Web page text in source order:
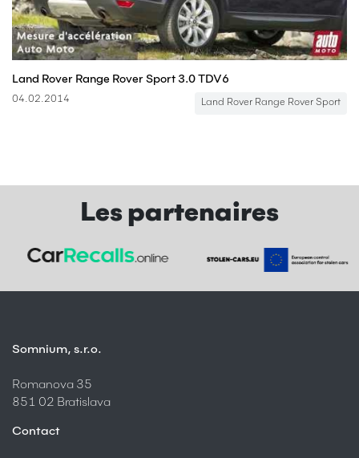
Land Rover Range Rover Sport 3.0 TDV6
04.02.2014 Land Rover Range Rover Sport
Les partenaires
Somnium, s.r.o.
Romanova 35
851 02 Bratislava
Contact